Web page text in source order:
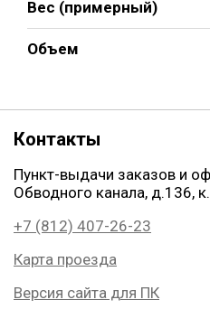
Вес (примерный)
Объем
Контакты
Пункт-выдачи заказов и
Обводного канала, д.136,
+7 (812) 407-26-23
Карта проезда
Версия сайта для ПК